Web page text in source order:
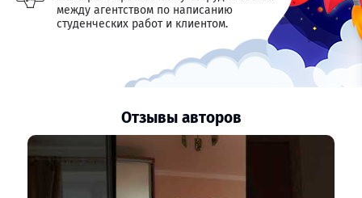
между агентством по написанию
студенческих работ и клиентом.
Отзывы авторов